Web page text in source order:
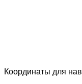
Координаты для